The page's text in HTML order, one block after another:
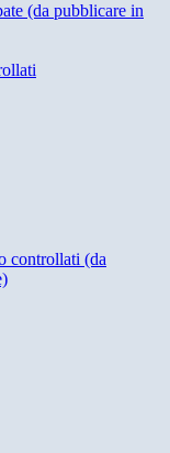
(da pubblicare in
controllati (da